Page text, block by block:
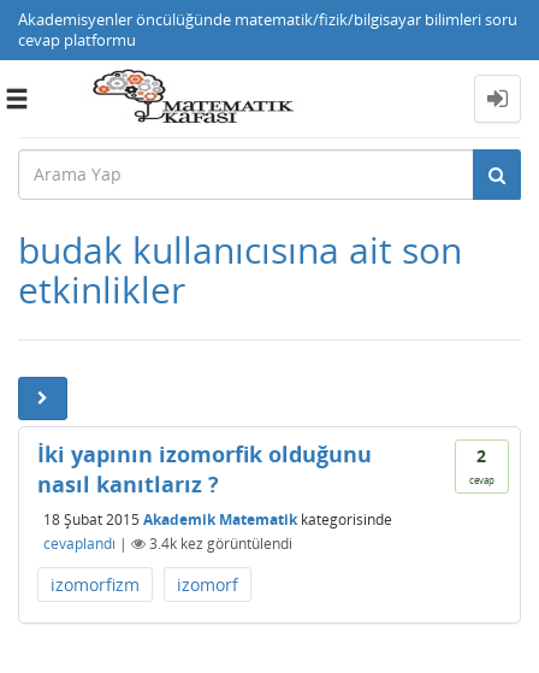
Akademisyenler öncülüğünde matematik/fizik/bilgisayar bilimleri soru
cevap platformu
Toggle
budak kullanıcısına ait son
etkinlikler
2
cevap
İki yapının izomorfik olduğunu
nasıl kanıtlarız ?
18 Şubat 2015 Akademik Matematikkategorisinde
cevaplandı | 3.4k kez görüntülendi
izomorfizm izomorf